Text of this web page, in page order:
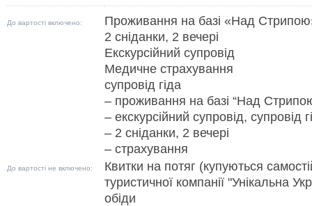
До вартості включено:
Проживання на базі «Над
2 сніданки, 2 вечері
Екскурсійний супровід
Медичне страхування
супровід гіда
– проживання на базі “Над
– екскурсійний супровід, супровід
– 2 сніданки, 2 вечері
– страхування
До вартості не включено:
Квитки на потяг (купуються
туристичної компанії "Унікальна
обіди